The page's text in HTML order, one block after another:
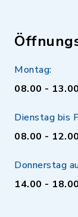
Montag:
08.00 -
Dienstag bis
08.00 -
Donnerstag
14.00 -